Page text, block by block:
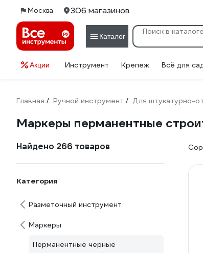
Москва 306 магазинов
Каталог
Акции Инструмент Крепеж Всё для
Главная / Ручной инструмент / Для штукатурно-
Маркеры перманентные
Найдено 266 товаров
Категория
Разметочный инструмент
Маркеры
Перманентные черные